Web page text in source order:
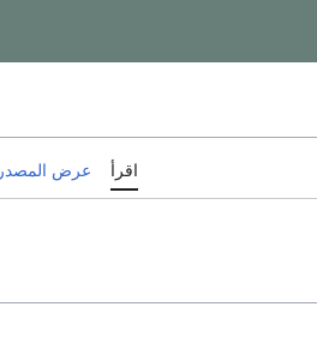
اقرأ عرض المصدر